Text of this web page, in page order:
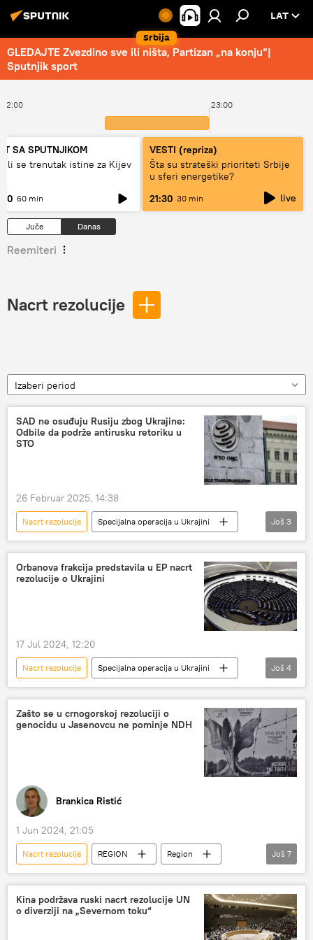
Srbija
LAT
GLEDAJTE Zvezdino sve ili ništa, Partizan „na konju“|
Sputnjik sport
22:00 23:00
SA SPUTNJIKOM
li se trenutak istine za Kijev
60 min
VESTI (repriza)
Šta su strateški prioriteti Srbije
u sferi energetike?
21:30 30 min live
Juče Danas
Reemiteri
Nacrt rezolucije
Izaberi period
SAD ne osuđuju Rusiju zbog Ukrajine:
Odbile da podrže antirusku retoriku u
STO
26 Februar 2025, 14:38
Nacrt rezolucije
Specijalna operacija u Ukrajini
Rusija
Rusija – politika SAD
Još 3
Orbanova frakcija predstavila u EP nacrt
rezolucije o Ukrajini
17 Jul 2024, 12:20
Nacrt rezolucije
Specijalna operacija u Ukrajini
Specijalna vojna operacija u Ukrajini – vesti
Evropska unija (EU)
Mađarska
Viktor Orban
Još 4
Zašto se u crnogorskoj rezoluciji o
genocidu u Jasenovcu ne pominje NDH
Brankica Ristić
1 Jun 2024, 21:05
Nacrt rezolucije REGION
Region
Region – politika
Crna Gora
rezolucija o genocidu
Jasenovac
parlament
glasanje
Još 7
Kina podržava ruski nacrt rezolucije UN
o diverziji na „Severnom toku“